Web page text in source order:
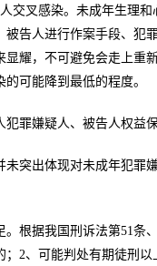
交叉感染。未成年生理
被告人进行作案手段、
耀，不可避免会走上重
可能降到最低的程度。
罪嫌疑人、被告人权益
突出体现对未成年犯罪
。根据我国刑诉法第51
2、可能判处有期徒刑